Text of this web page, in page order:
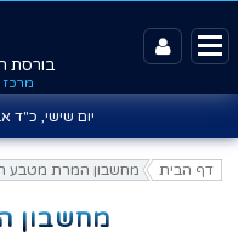
בורסת
מרכז
יום שישי, כ"ד
דף הבית מחשבון המרת מטבע
מחשבון